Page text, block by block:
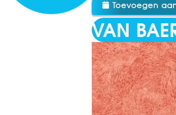
Toevoegen
VAN